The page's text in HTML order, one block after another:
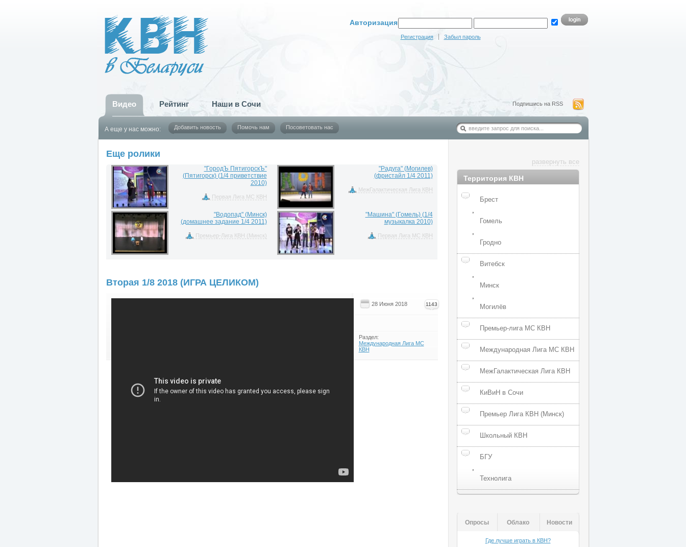
Авторизация
Регистрация Забыл пароль
Подпишись на RSS
Видео Рейтинг Наши в Сочи
А еще у нас можно: Добавить новость Помочь нам Посоветовать нас
Еще ролики
"ГородЪ ПятигорскЪ"
(Пятигорск) (1/4 приветствие
2010)
Первая Лига МС КВН
"Радуга" (Могилев)
(фристайл 1/4 2011)
МежГалактическая Лига КВН
"Водопад" (Минск)
(домашнее задание 1/4 2011)
Премьер-Лига КВН (Минск)
"Машина" (Гомель) (1/4
музыкалка 2010)
Первая Лига МС КВН
Вторая 1/8 2018 (ИГРА ЦЕЛИКОМ)
28 Июня 2018 1143
Раздел:
Международная Лига МС
КВН
развернуть все
Территория КВН
Брест
,
Гомель
,
Гродно
Витебск
,
Минск
,
Могилёв
Премьер-лига МС КВН
Международная Лига МС КВН
МежГалактическая Лига КВН
КиВиН в Сочи
Премьер Лига КВН (Минск)
Школьный КВН
БГУ
,
Технолига
Опросы Облако Новости
Где лучше играть в КВН?